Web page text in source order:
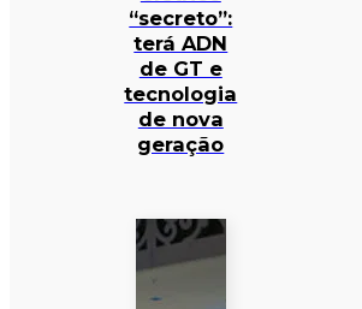
“secreto”:
terá ADN
de GT e
tecnologia
de nova
geração